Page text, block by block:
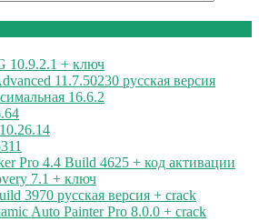
10.9.2.1 + ключ
11.7.50230 русская версия
16.6.2
Pro 4.4 Build 4625 + код активации
7.1 + ключ
3970 русская версия + crack
Auto Painter Pro 8.0.0 + crack